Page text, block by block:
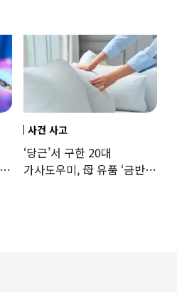
사건 사고
‘당근’서 구한 20대
가사도우미, 母 유품 ‘금반지